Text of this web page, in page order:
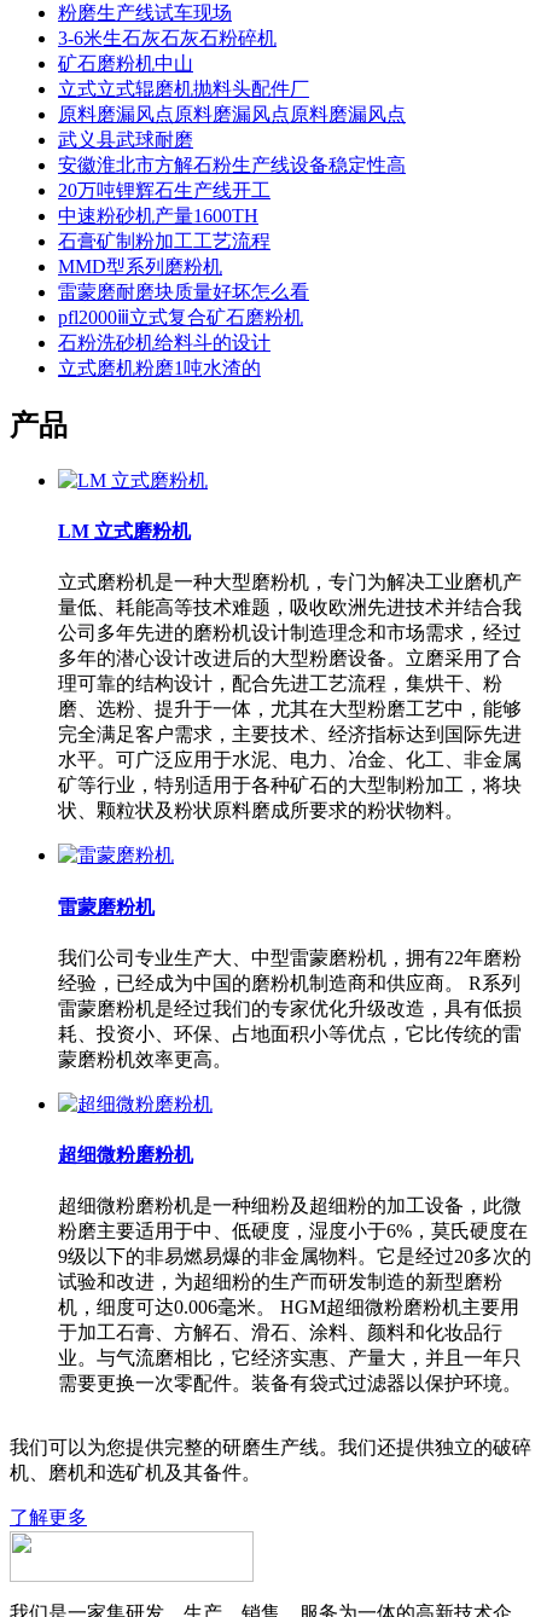
粉磨生产线试车现场
3-6米生石灰石灰石粉碎机
矿石磨粉机中山
立式立式辊磨机抛料头配件厂
原料磨漏风点原料磨漏风点原料磨漏风点
武义县武球耐磨
安徽淮北市方解石粉生产线设备稳定性高
20万吨锂辉石生产线开工
中速粉砂机产量1600TH
石膏矿制粉加工工艺流程
MMD型系列磨粉机
雷蒙磨耐磨块质量好坏怎么看
pfl2000ⅲ立式复合矿石磨粉机
石粉洗砂机给料斗的设计
立式磨机粉磨1吨水渣的
产品
LM 立式磨粉机
立式磨粉机是一种大型磨粉机，专门为解决工业磨机产
量低、耗能高等技术难题，吸收欧洲先进技术并结合我
公司多年先进的磨粉机设计制造理念和市场需求，经过
多年的潜心设计改进后的大型粉磨设备。立磨采用了合
理可靠的结构设计，配合先进工艺流程，集烘干、粉
磨、选粉、提升于一体，尤其在大型粉磨工艺中，能够
完全满足客户需求，主要技术、经济指标达到国际先进
水平。可广泛应用于水泥、电力、冶金、化工、非金属
矿等行业，特别适用于各种矿石的大型制粉加工，将块
状、颗粒状及粉状原料磨成所要求的粉状物料。
雷蒙磨粉机
我们公司专业生产大、中型雷蒙磨粉机，拥有22年磨粉
经验，已经成为中国的磨粉机制造商和供应商。 R系列
雷蒙磨粉机是经过我们的专家优化升级改造，具有低损
耗、投资小、环保、占地面积小等优点，它比传统的雷
蒙磨粉机效率更高。
超细微粉磨粉机
超细微粉磨粉机是一种细粉及超细粉的加工设备，此微
粉磨主要适用于中、低硬度，湿度小于6%，莫氏硬度在
9级以下的非易燃易爆的非金属物料。它是经过20多次的
试验和改进，为超细粉的生产而研发制造的新型磨粉
机，细度可达0.006毫米。 HGM超细微粉磨粉机主要用
于加工石膏、方解石、滑石、涂料、颜料和化妆品行
业。与气流磨相比，它经济实惠、产量大，并且一年只
需要更换一次零配件。装备有袋式过滤器以保护环境。
我们可以为您提供完整的研磨生产线。我们还提供独立的破碎
机、磨机和选矿机及其备件。
了解更多